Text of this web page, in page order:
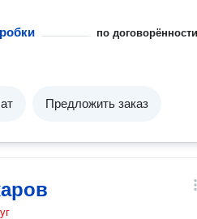
по договорённости
Предложить заказ